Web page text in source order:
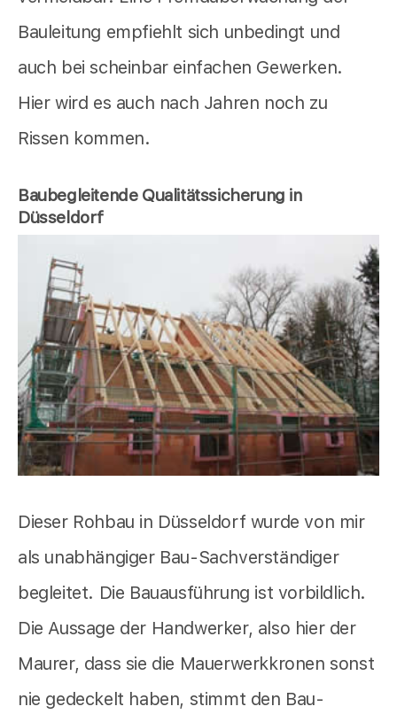
Bauleitung empfiehlt sich unbedingt und
auch bei scheinbar einfachen Gewerken.
Hier wird es auch nach Jahren noch zu
Rissen kommen.
Baubegleitende Qualitätssicherung in
Düsseldorf
Dieser Rohbau in Düsseldorf wurde von mir
als unabhängiger Bau-Sachverständiger
begleitet. Die Bauausführung ist vorbildlich.
Die Aussage der Handwerker, also hier der
Maurer, dass sie die Mauerwerkkronen sonst
nie gedeckelt haben, stimmt den Bau-